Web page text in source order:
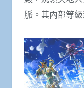
脈。其內部等